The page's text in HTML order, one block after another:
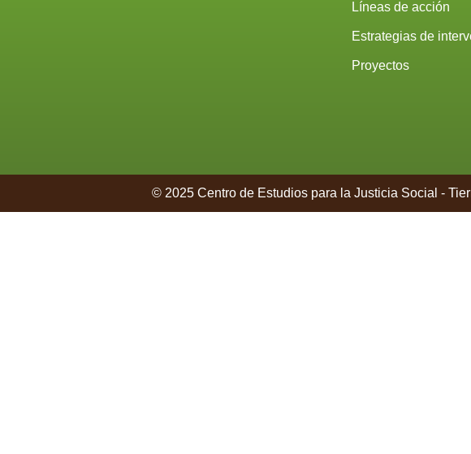
Líneas de acción
Estrategias de
Proyectos
© 2025 Centro de Estudios para la Justicia Social -